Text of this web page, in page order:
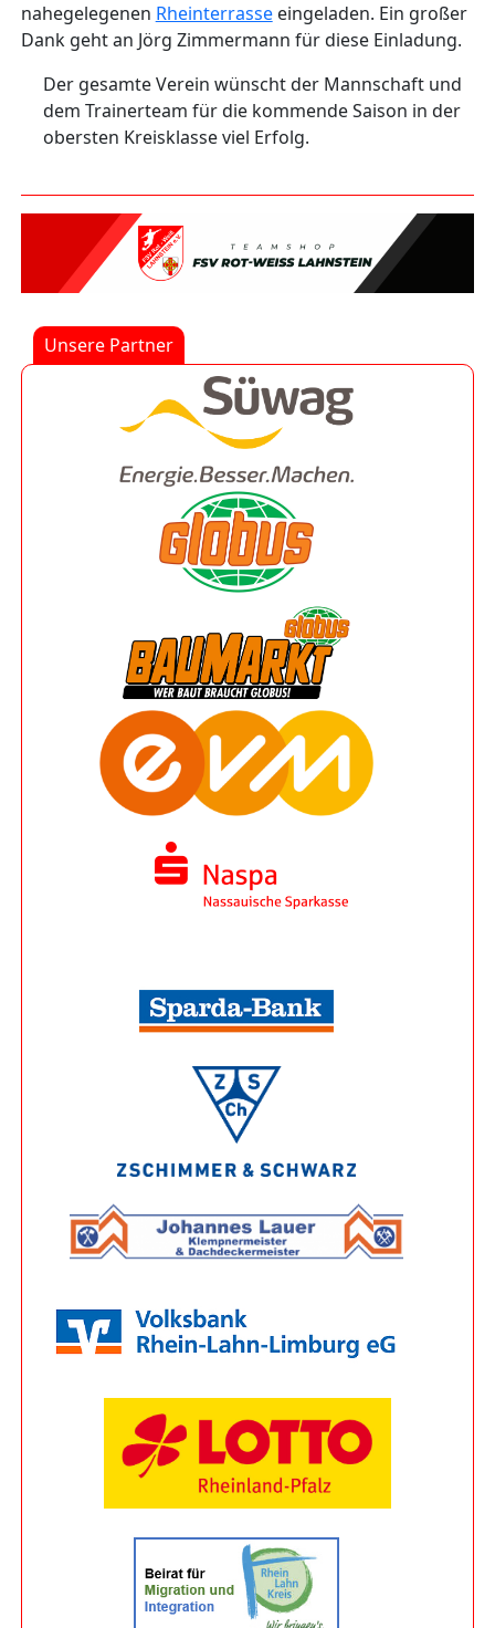
nahegelegenen Rheinterrasseeingeladen. Ein großer
Dank geht an Jörg Zimmermann für diese Einladung.
Der gesamte Verein wünscht der Mannschaft und
dem Trainerteam für die kommende Saison in der
obersten Kreisklasse viel Erfolg.